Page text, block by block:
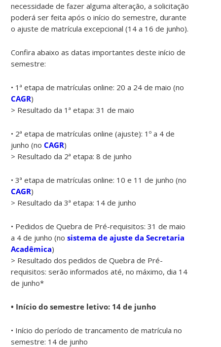
necessidade de fazer alguma alteração, a solicitação
poderá ser feita após o início do semestre, durante
o ajuste de matrícula excepcional (14 a 16 de junho).
Confira abaixo as datas importantes deste início de
semestre:
• 1ª etapa de matrículas online: 20 a 24 de maio (no
CAGR)
> Resultado da 1ª etapa: 31 de maio
• 2ª etapa de matrículas online (ajuste): 1º a 4 de
junho (noCAGR)
> Resultado da 2ª etapa: 8 de junho
• 3ª etapa de matrículas online: 10 e 11 de junho (no
CAGR)
> Resultado da 3ª etapa: 14 de junho
• Pedidos de Quebra de Pré-requisitos: 31 de maio
a 4 de junho (nosistema de ajuste da Secretaria
Acadêmica)
> Resultado dos pedidos de Quebra de Pré-
requisitos: serão informados até, no máximo, dia 14
de junho*
• Início do semestre letivo: 14 de junho
• Início do período de trancamento de matrícula no
semestre: 14 de junho